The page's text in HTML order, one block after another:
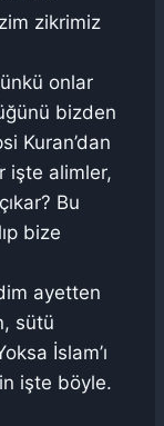
zikrimiz
onlar
bizden
Kuran’dan
işte alimler,
Bu
bize
ayetten
sütü
İslam’ı
işte böyle.